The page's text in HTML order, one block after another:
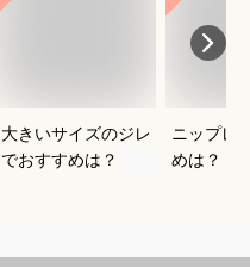
大きいサイズのジレ
でおすすめは？
ニップレ
めは？